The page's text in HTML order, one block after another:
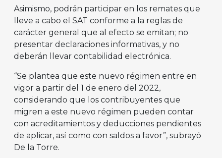
Asimismo, podrán participar en los remates que
lleve a cabo el SAT conforme a la reglas de
carácter general que al efecto se emitan; no
presentar declaraciones informativas, y no
deberán llevar contabilidad electrónica.
“Se plantea que este nuevo régimen entre en
vigor a partir del 1 de enero del 2022,
considerando que los contribuyentes que
migren a este nuevo régimen pueden contar
con acreditamientos y deducciones pendientes
de aplicar, así como con saldos a favor”, subrayó
De la Torre.